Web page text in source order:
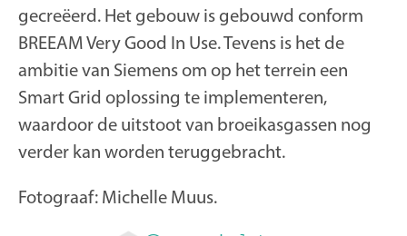
gecreëerd. Het gebouw is gebouwd conform
BREEAM Very Good In Use. Tevens is het de
ambitie van Siemens om op het terrein een
Smart Grid oplossing te implementeren,
waardoor de uitstoot van broeikasgassen nog
verder kan worden teruggebracht.
Fotograaf: Michelle Muus.